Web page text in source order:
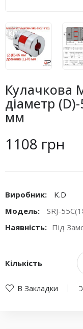
Кулачкова
діаметр
мм
1108 грн
Виробник:
K.D
Модель:
SRJ-
Наявність: Під
Кількість
В Закладки